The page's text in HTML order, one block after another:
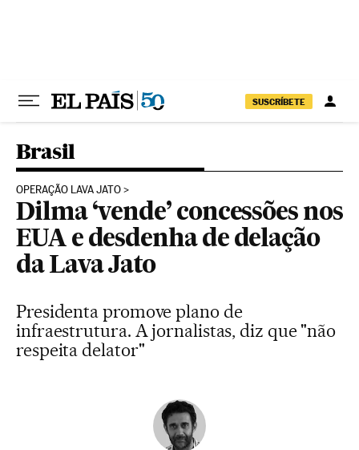
SUSCRÍBETE
Brasil
OPERAÇÃO LAVA JATO
Dilma ‘vende’ concessões nos
EUA e desdenha de delação
da Lava Jato
Presidenta promove plano de
infraestrutura. A jornalistas, diz que "não
respeita delator"